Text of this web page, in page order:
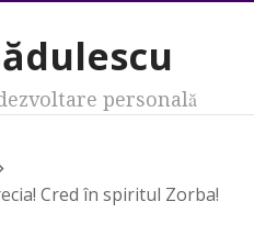
personală
Cred în spiritul Zorba!